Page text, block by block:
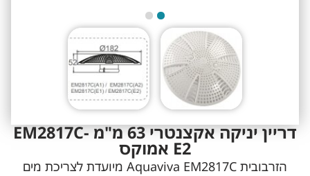
דריין יניקה אקצנטרי 63 מ"מ EM2817C-
E2 אמוקס
הזרבובית Aquaviva EM2817C מיועדת לצריכת מים